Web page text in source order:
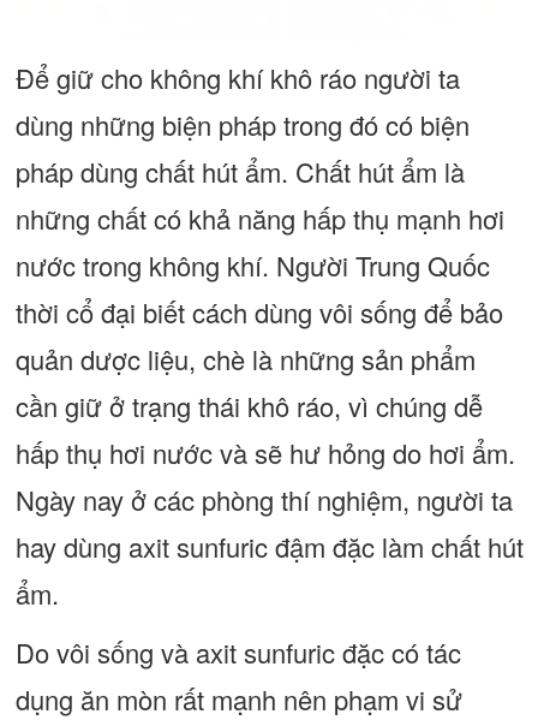
Để giữ cho không khí khô ráo người ta
dùng những biện pháp trong đó có biện
pháp dùng chất hút ẩm. Chất hút ẩm là
những chất có khả năng hấp thụ mạnh hơi
nước trong không khí. Người Trung Quốc
thời cổ đại biết cách dùng vôi sống để bảo
quản dược liệu, chè là những sản phẩm
cần giữ ở trạng thái khô ráo, vì chúng dễ
hấp thụ hơi nước và sẽ hư hỏng do hơi ẩm.
Ngày nay ở các phòng thí nghiệm, người ta
hay dùng axit sunfuric đậm đặc làm chất hút
ẩm.
Do vôi sống và axit sunfuric đặc có tác
dụng ăn mòn rất mạnh nên phạm vi sử